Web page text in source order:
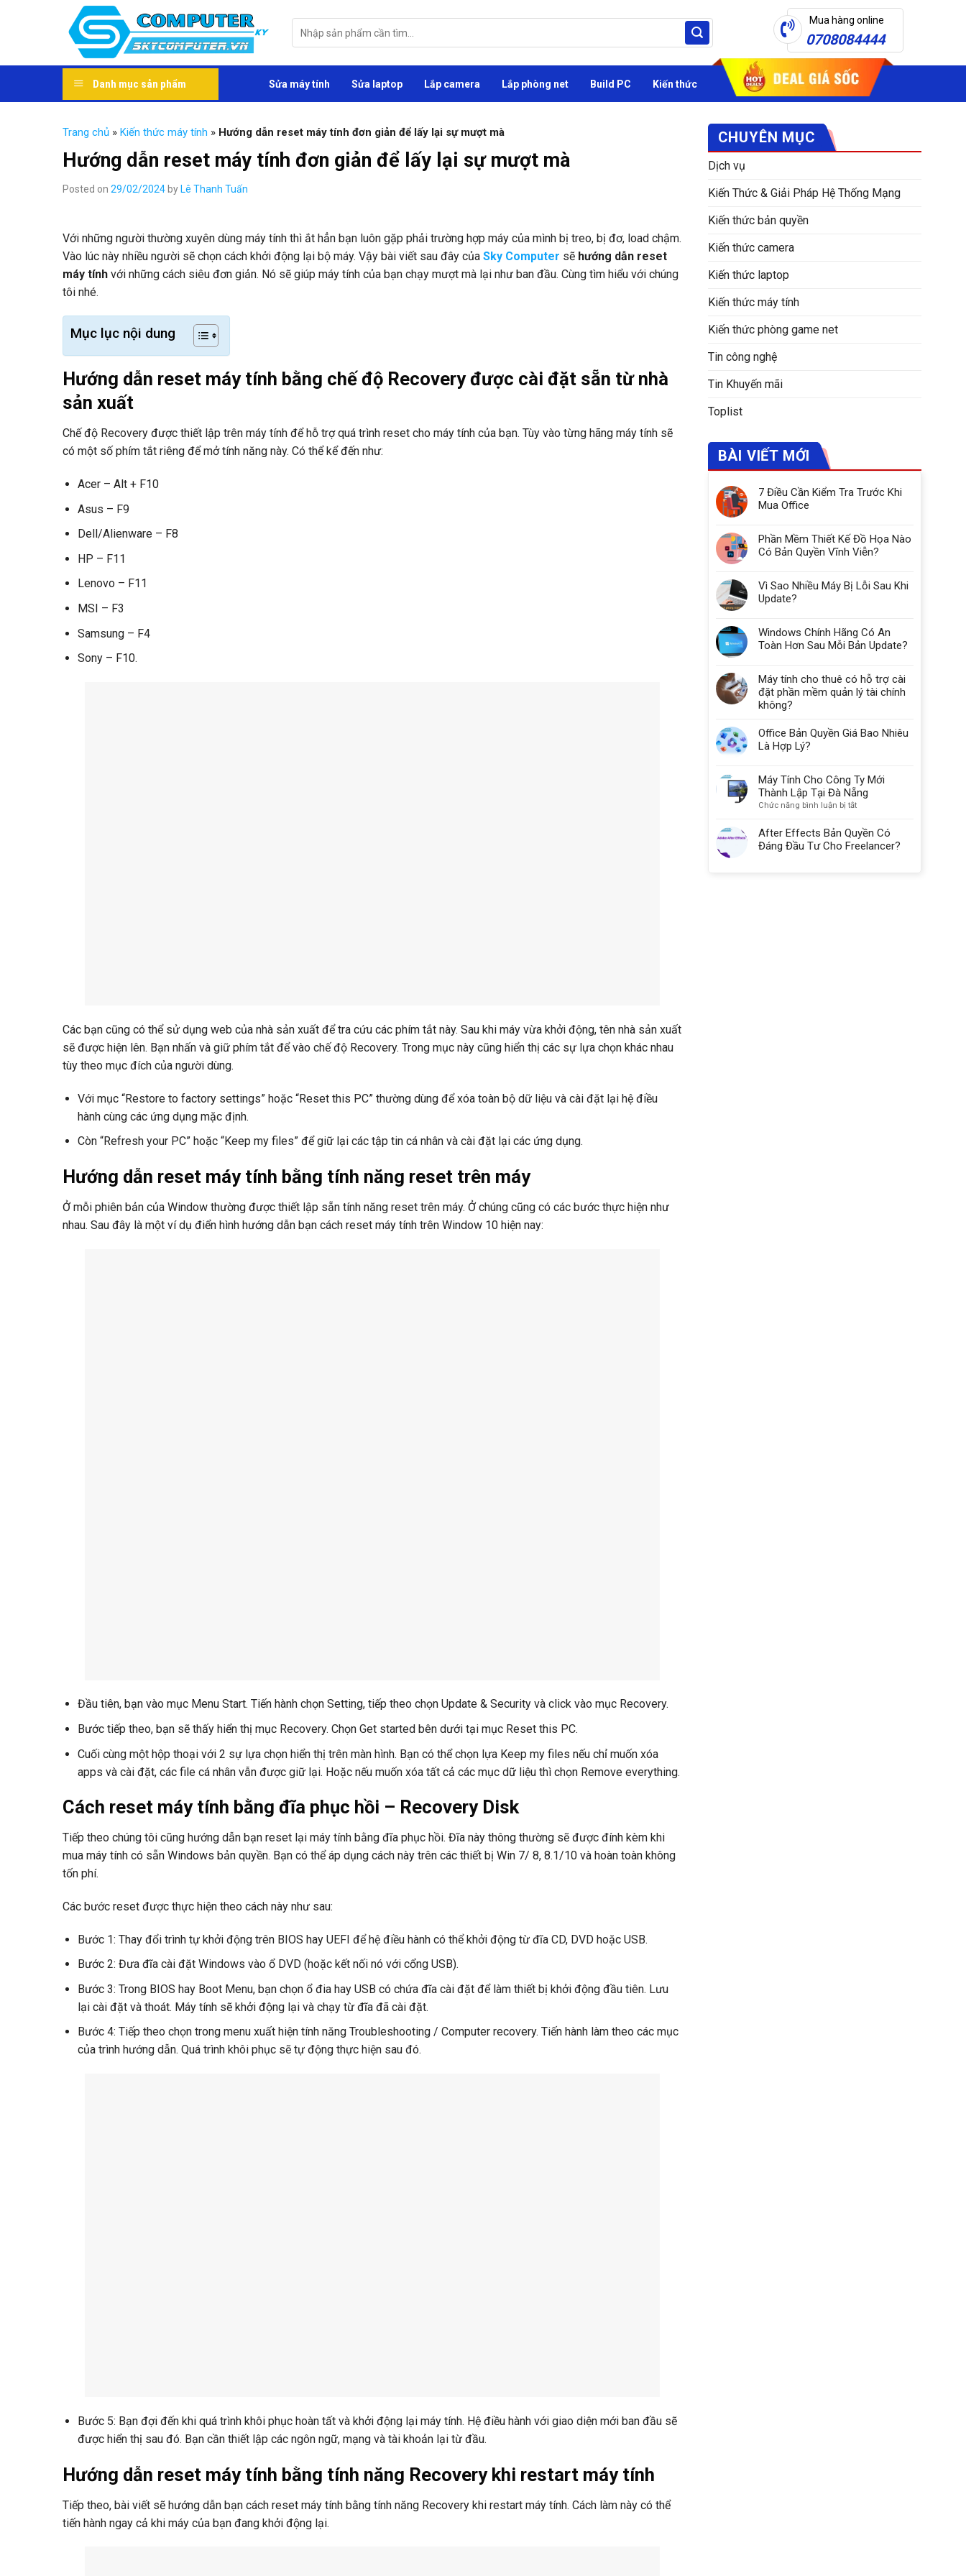
kiếm:
Mua hàng online
0708084444
Danh mục sản phẩm Sửa máy tính Sửa laptop Lắp camera Lắp phòng net Build PC Kiến thức
Trang chủ » Kiến thức máy tính » Hướng dẫn reset máy tính đơn giản để lấy lại sự mượt mà
Hướng dẫn reset máy tính đơn giản để lấy lại sự mượt mà
Posted on 29/02/2024byLê Thanh Tuấn
Với những người thường xuyên dùng máy tính thì ắt hẳn bạn luôn gặp phải trường hợp máy của mình bị treo, bị đơ, load chậm.
Vào lúc này nhiều người sẽ chọn cách khởi động lại bộ máy. Vậy bài viết sau đây của Sky Computer sẽ hướng dẫn reset
máy tính với những cách siêu đơn giản. Nó sẽ giúp máy tính của bạn chạy mượt mà lại như ban đầu. Cùng tìm hiểu với chúng
tôi nhé.
Mục lục nội dung
Hướng dẫn reset máy tính bằng chế độ Recovery được cài đặt sẵn từ nhà
sản xuất
Chế độ Recovery được thiết lập trên máy tính để hỗ trợ quá trình reset cho máy tính của bạn. Tùy vào từng hãng máy tính sẽ
có một số phím tắt riêng để mở tính năng này. Có thể kể đến như:
Acer – Alt + F10
Asus – F9
Dell/Alienware – F8
HP – F11
Lenovo – F11
MSI – F3
Samsung – F4
Sony – F10.
Các bạn cũng có thể sử dụng web của nhà sản xuất để tra cứu các phím tắt này. Sau khi máy vừa khởi động, tên nhà sản xuất
sẽ được hiện lên. Bạn nhấn và giữ phím tắt để vào chế độ Recovery. Trong mục này cũng hiển thị các sự lựa chọn khác nhau
tùy theo mục đích của người dùng.
Với mục “Restore to factory settings” hoặc “Reset this PC” thường dùng để xóa toàn bộ dữ liệu và cài đặt lại hệ điều
hành cùng các ứng dụng mặc định.
Còn “Refresh your PC” hoặc “Keep my files” để giữ lại các tập tin cá nhân và cài đặt lại các ứng dụng.
Hướng dẫn reset máy tính bằng tính năng reset trên máy
Ở mỗi phiên bản của Window thường được thiết lập sẵn tính năng reset trên máy. Ở chúng cũng có các bước thực hiện như
nhau. Sau đây là một ví dụ điển hình hướng dẫn bạn cách reset máy tính trên Window 10 hiện nay:
Đầu tiên, bạn vào mục Menu Start. Tiến hành chọn Setting, tiếp theo chọn Update & Security và click vào mục Recovery.
Bước tiếp theo, bạn sẽ thấy hiển thị mục Recovery. Chọn Get started bên dưới tại mục Reset this PC.
Cuối cùng một hộp thoại với 2 sự lựa chọn hiển thị trên màn hình. Bạn có thể chọn lựa Keep my files nếu chỉ muốn xóa
apps và cài đặt, các file cá nhân vẫn được giữ lại. Hoặc nếu muốn xóa tất cả các mục dữ liệu thì chọn Remove everything.
Cách reset máy tính bằng đĩa phục hồi – Recovery Disk
Tiếp theo chúng tôi cũng hướng dẫn bạn reset lại máy tính bằng đĩa phục hồi. Đĩa này thông thường sẽ được đính kèm khi
mua máy tính có sẵn Windows bản quyền. Bạn có thể áp dụng cách này trên các thiết bị Win 7/ 8, 8.1/10 và hoàn toàn không
tốn phí.
Các bước reset được thực hiện theo cách này như sau:
Bước 1: Thay đổi trình tự khởi động trên BIOS hay UEFI để hệ điều hành có thể khởi động từ đĩa CD, DVD hoặc USB.
Bước 2: Đưa đĩa cài đặt Windows vào ổ DVD (hoặc kết nối nó với cổng USB).
Bước 3: Trong BIOS hay Boot Menu, bạn chọn ổ đia hay USB có chứa đĩa cài đặt để làm thiết bị khởi động đầu tiên. Lưu
lại cài đặt và thoát. Máy tính sẽ khởi động lại và chạy từ đĩa đã cài đặt.
Bước 4: Tiếp theo chọn trong menu xuất hiện tính năng Troubleshooting / Computer recovery. Tiến hành làm theo các mục
của trình hướng dẫn. Quá trình khôi phục sẽ tự động thực hiện sau đó.
Bước 5: Bạn đợi đến khi quá trình khôi phục hoàn tất và khởi động lại máy tính. Hệ điều hành với giao diện mới ban đầu sẽ
được hiển thị sau đó. Bạn cần thiết lập các ngôn ngữ, mạng và tài khoản lại từ đầu.
Hướng dẫn reset máy tính bằng tính năng Recovery khi restart máy tính
Tiếp theo, bài viết sẽ hướng dẫn bạn cách reset máy tính bằng tính năng Recovery khi restart máy tính. Cách làm này có thể
tiến hành ngay cả khi máy của bạn đang khởi động lại.
CHUYÊN MỤC
Dịch vụ
Kiến Thức & Giải Pháp Hệ Thống Mạng
Kiến thức bản quyền
Kiến thức camera
Kiến thức laptop
Kiến thức máy tính
Kiến thức phòng game net
Tin công nghệ
Tin Khuyến mãi
Toplist
BÀI VIẾT MỚI
7 Điều Cần Kiểm Tra Trước Khi
Mua Office
Phần Mềm Thiết Kế Đồ Họa Nào
Có Bản Quyền Vĩnh Viễn?
Vì Sao Nhiều Máy Bị Lỗi Sau Khi
Update?
Windows Chính Hãng Có An
Toàn Hơn Sau Mỗi Bản Update?
Máy tính cho thuê có hỗ trợ cài
đặt phần mềm quản lý tài chính
không?
Office Bản Quyền Giá Bao Nhiêu
Là Hợp Lý?
Máy Tính Cho Công Ty Mới
Thành Lập Tại Đà Nẵng
Chức năng bình luận bị tắtở
Tính
Cho
After Effects Bản Quyền Có
Đáng Đầu Tư Cho Freelancer?